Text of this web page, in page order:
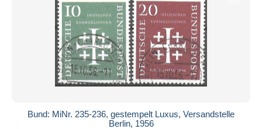
Bund: MiNr. 235-236, gestempelt Luxus, Versandstelle
Berlin, 1956